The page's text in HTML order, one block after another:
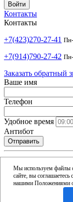
Мы используем файлы
сайте, вы
нашими Положениями
Войти
Контакты
Контакты
+7(423)270-27-41
+7(914)790-27-42
Заказать обратный
Ваше имя
Телефон
Удобное время
Антибот
Отправить
Email
Адрес
Россия,